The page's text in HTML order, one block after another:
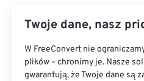
Twoje dane, nasz
W FreeConvert nie
plików – chronimy je. Nasze
gwarantują, że Twoje dane są